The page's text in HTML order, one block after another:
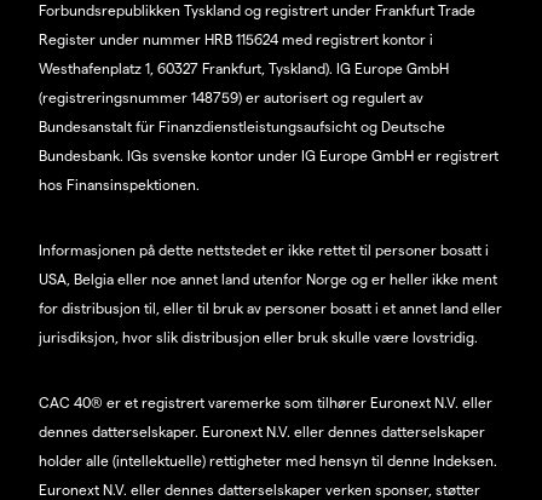
Forbundsrepublikken Tyskland og registrert under Frankfurt Trade
Register under nummer HRB 115624 med registrert kontor i
Westhafenplatz 1, 60327 Frankfurt, Tyskland). IG Europe GmbH
(registreringsnummer 148759) er autorisert og regulert av
Bundesanstalt für Finanzdienstleistungsaufsicht og Deutsche
Bundesbank. IGs svenske kontor under IG Europe GmbH er registrert
hos Finansinspektionen.
Informasjonen på dette nettstedet er ikke rettet til personer bosatt i
USA, Belgia eller noe annet land utenfor Norge og er heller ikke ment
for distribusjon til, eller til bruk av personer bosatt i et annet land eller
jurisdiksjon, hvor slik distribusjon eller bruk skulle være lovstridig.
CAC 40® er et registrert varemerke som tilhører Euronext N.V. eller
dennes datterselskaper. Euronext N.V. eller dennes datterselskaper
holder alle (intellektuelle) rettigheter med hensyn til denne Indeksen.
Euronext N.V. eller dennes datterselskaper verken sponser, støtter